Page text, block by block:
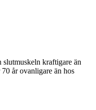
kraftigare än
år ovanligare än hos